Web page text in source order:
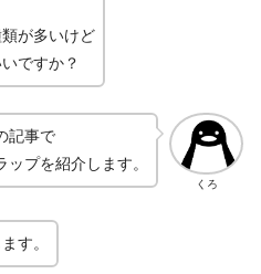
が多いけど
ですか？
くろ
記事で
ップを紹介します。
す。